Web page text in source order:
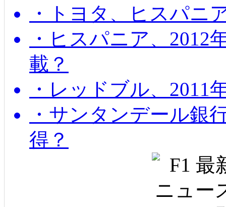
・トヨタ、ヒスパニ
・ヒスパニア、2012
載？
・レッドブル、2011
・サンタンデール銀
得？